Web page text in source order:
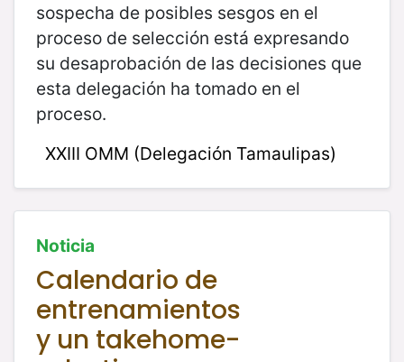
sospecha de posibles sesgos en el
proceso de selección está expresando
su desaprobación de las decisiones que
esta delegación ha tomado en el
proceso.
XXIII OMM (Delegación Tamaulipas)
Noticia
Calendario de
entrenamientos
y un takehome-